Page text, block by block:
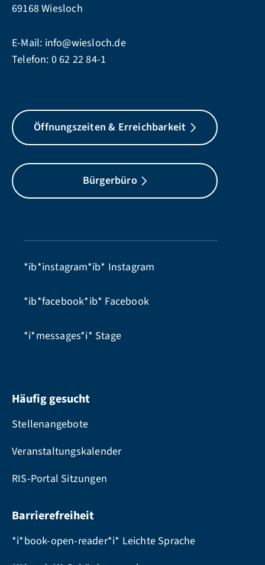
69168 Wiesloch
E-Mail: info@wiesloch.de
Telefon: 0 62 22 84-1
Öffnungszeiten & Erreichbarkeit
Bürgerbüro
*ib*instagram*ib* Instagram
*ib*facebook*ib* Facebook
*i*messages*i* Stage
Häufig gesucht
Stellenangebote
Veranstaltungskalender
RIS-Portal Sitzungen
Barrierefreiheit
*i*book-open-reader*i* Leichte Sprache